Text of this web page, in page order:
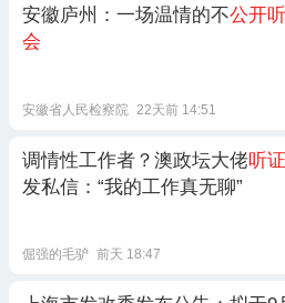
安徽庐州：一场温情的不公开
会
安徽省人民检察院 22天前 14:51
调情性工作者？澳政坛大佬听
发私信：“我的工作真无聊”
倔强的毛驴 前天 18:47